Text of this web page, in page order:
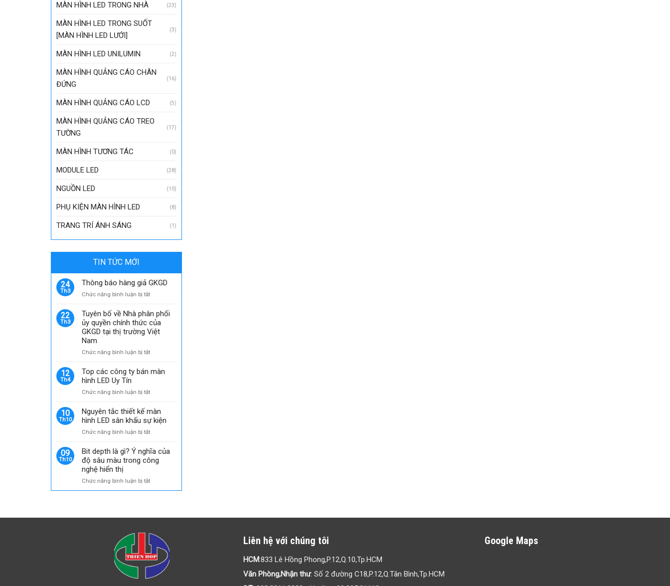
MÀN HÌNH LED TRONG NHÀ (23)
MÀN HÌNH LED TRONG SUỐT
[MÀN HÌNH LED LƯỚI]
(3)
MÀN HÌNH LED UNILUMIN (2)
MÀN HÌNH QUẢNG CÁO CHÂN
ĐỨNG
(16)
MÀN HÌNH QUẢNG CÁO LCD (5)
MÀN HÌNH QUẢNG CÁO TREO
TƯỜNG
(17)
MÀN HÌNH TƯƠNG TÁC (0)
MODULE LED (28)
NGUỒN LED (10)
PHỤ KIỆN MÀN HÌNH LED (8)
TRANG TRÍ ÁNH SÁNG (1)
TIN TỨC MỚI
24
Th3
Thông báo hàng giả GKGD
Chức năng bình luận bị tắtở
báo
hàng
giả
GKGD
22
Th3
Tuyên bố về Nhà phân phối
ủy quyền chính thức của
GKGD tại thị trường Việt
Nam
Chức năng bình luận bị tắtở
bố
phân
ủy
quyền
GKGD
tại
trường
12
Th4
Top các công ty bán màn
hình LED Uy Tín
Chức năng bình luận bị tắtở
các
công
bán
hình
LED
10
Th10
Nguyên tắc thiết kế màn
hình LED sân khấu sự kiện
Chức năng bình luận bị tắtở
tắc
thiết
hình
LED
sự
09
Th10
Bit depth là gì? Ý nghĩa của
độ sâu màu trong công
nghệ hiển thị
Chức năng bình luận bị tắtở
Bit
của
sâu
màu
trong
Liên hệ với chúng tôi
HCM:833 Lê Hồng Phong,P.12,Q.10,Tp.HCM
Văn Phòng,Nhận thư: Số 2 đường C18,P.12,Q.Tân Bình,Tp.HCM
Google Maps